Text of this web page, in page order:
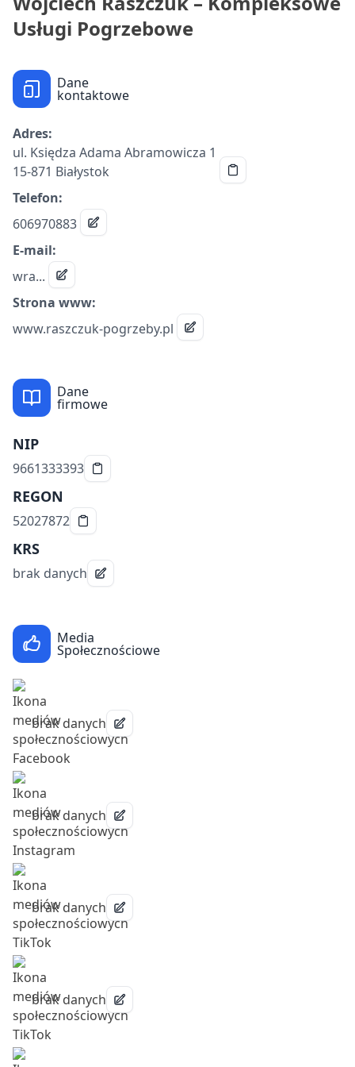
Usługi Pogrzebowe
Dane
kontaktowe
Adres:
ul. Księdza Adama Abramowicza 1
15-871 Białystok
Telefon:
606970883
E-mail:
wra...
Strona www:
www.raszczuk-pogrzeby.pl
Dane
firmowe
NIP
9661333393
REGON
52027872
KRS
brak danych
Media
Społecznościowe
brak danych
brak danych
brak danych
brak danych